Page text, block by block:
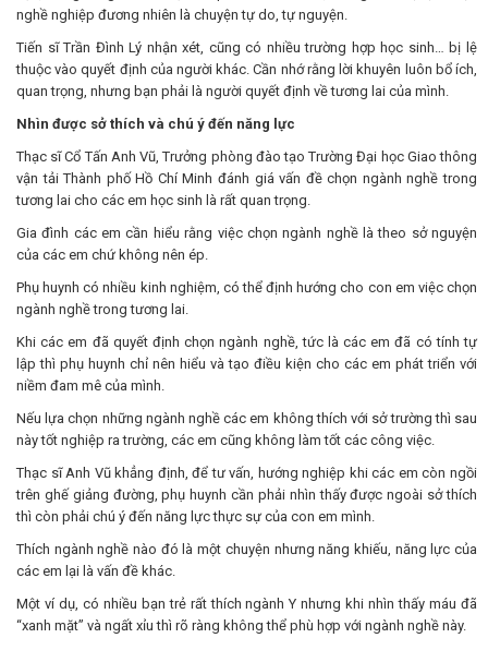
nghề nghiệp đương nhiên là chuyện tự do, tự nguyện.
Tiến sĩ Trần Đình Lý nhận xét, cũng có nhiều trường hợp học sinh… bị lệ
thuộc vào quyết định của người khác. Cần nhớ rằng lời khuyên luôn bổ ích,
quan trọng, nhưng bạn phải là người quyết định về tương lai của mình.
Nhìn được sở thích và chú ý đến năng lực
Thạc sĩ Cổ Tấn Anh Vũ, Trưởng phòng đào tạo Trường Đại học Giao thông
vận tải Thành phố Hồ Chí Minh đánh giá vấn đề chọn ngành nghề trong
tương lai cho các em học sinh là rất quan trọng.
Gia đình các em cần hiểu rằng việc chọn ngành nghề là theo sở nguyện
của các em chứ không nên ép.
Phụ huynh có nhiều kinh nghiệm, có thể định hướng cho con em việc chọn
ngành nghề trong tương lai.
Khi các em đã quyết định chọn ngành nghề, tức là các em đã có tính tự
lập thì phụ huynh chỉ nên hiểu và tạo điều kiện cho các em phát triển với
niềm đam mê của mình.
Nếu lựa chọn những ngành nghề các em không thích với sở trường thì sau
này tốt nghiệp ra trường, các em cũng không làm tốt các công việc.
Thạc sĩ Anh Vũ khẳng định, để tư vấn, hướng nghiệp khi các em còn ngồi
trên ghế giảng đường, phụ huynh cần phải nhìn thấy được ngoài sở thích
thì còn phải chú ý đến năng lực thực sự của con em mình.
Thích ngành nghề nào đó là một chuyện nhưng năng khiếu, năng lực của
các em lại là vấn đề khác.
Một ví dụ, có nhiều bạn trẻ rất thích ngành Y nhưng khi nhìn thấy máu đã
“xanh mặt” và ngất xỉu thì rõ ràng không thể phù hợp với ngành nghề này.